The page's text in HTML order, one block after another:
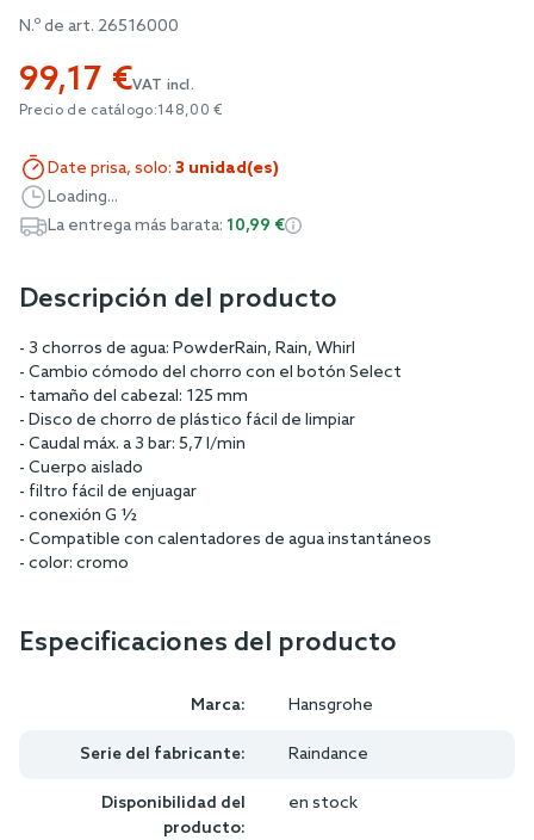
beginning
the
images
N.º de art. 26516000
99,17 €VAT incl.
Precio de catálogo:148,00 €
Date prisa, solo: 3 unidad(es)
Loading...
La entrega más barata: 10,99 €
Descripción del producto
- 3 chorros de agua: PowderRain, Rain, Whirl
- Cambio cómodo del chorro con el botón Select
- tamaño del cabezal: 125 mm
- Disco de chorro de plástico fácil de limpiar
- Caudal máx. a 3 bar: 5,7 l/min
- Cuerpo aislado
- filtro fácil de enjuagar
- conexión G ½
- Compatible con calentadores de agua instantáneos
- color: cromo
Especificaciones del producto
Marca: Hansgrohe
Serie del fabricante: Raindance
Disponibilidad del
producto:
en stock